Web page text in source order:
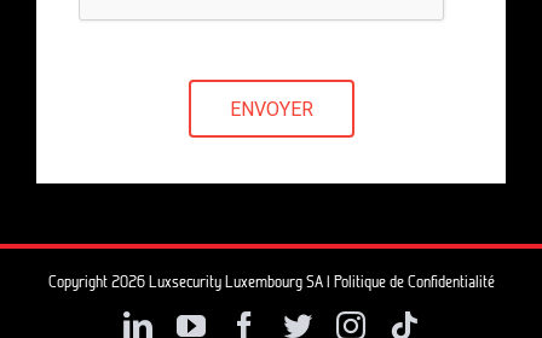
ENVOYER
Copyright 2026 Luxsecurity Luxembourg SA | Politique de Confidentialité
LinkedInYouTubeFacebook
TwitterInstagram